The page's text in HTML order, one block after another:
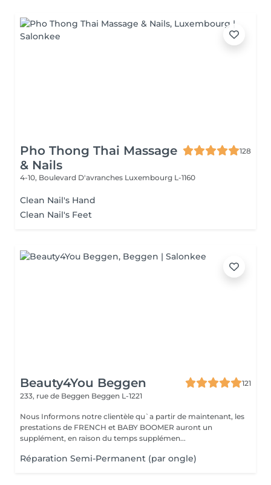
Pho Thong Thai Massage
& Nails
128
4-10, Boulevard D'avranches Luxembourg L-1160
Clean Nail's Hand
Clean Nail's Feet
Beauty4You Beggen
121
233, rue de Beggen Beggen L-1221
Nous Informons notre clientèle qu`a partir de maintenant, les
prestations de FRENCH et BABY BOOMER auront un
supplément, en raison du temps supplémen...
Réparation Semi-Permanent (par ongle)